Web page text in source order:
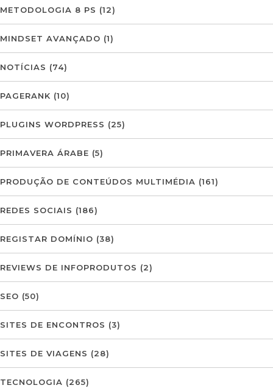
METODOLOGIA 8 PS (12)
MINDSET AVANÇADO (1)
NOTÍCIAS (74)
PAGERANK (10)
PLUGINS WORDPRESS (25)
PRIMAVERA ÁRABE (5)
PRODUÇÃO DE CONTEÚDOS MULTIMÉDIA (161)
REDES SOCIAIS (186)
REGISTAR DOMÍNIO (38)
REVIEWS DE INFOPRODUTOS (2)
SEO (50)
SITES DE ENCONTROS (3)
SITES DE VIAGENS (28)
TECNOLOGIA (265)